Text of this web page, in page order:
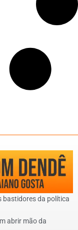
bastidores da política
abrir mão da